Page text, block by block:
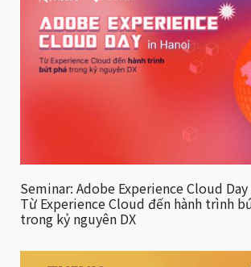
Seminar: Adobe Experience Cloud
Từ Experience Cloud đến hành trình
trong kỷ nguyên DX